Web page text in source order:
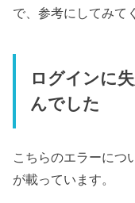
で、参考にしてみて
ログインに
んでした
こちらのエラーにつ
が載っています。